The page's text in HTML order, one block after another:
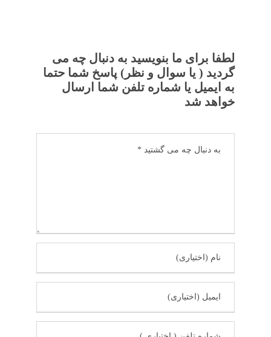
لطفا برای ما بنویسید به دنبال چه می
گردید ( یا سوال و نظر) پاسخ شما حتما
به ایمیل یا شماره تلفن شما ارسال
خواهد شد